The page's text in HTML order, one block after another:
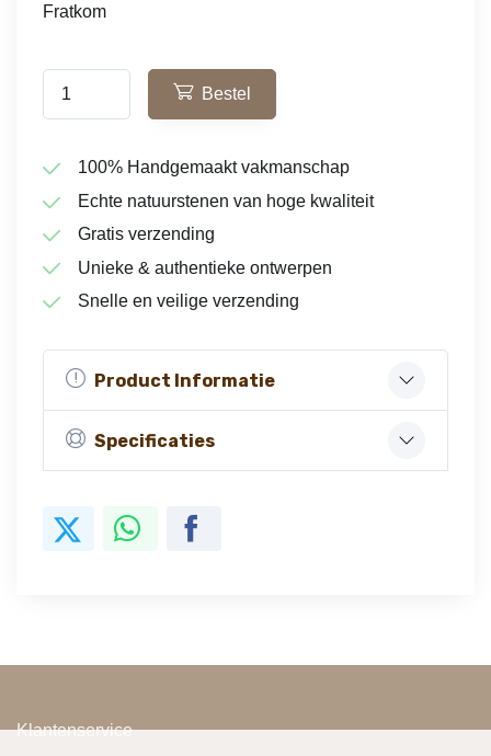
Fratkom
Bestel
100% Handgemaakt vakmanschap
Echte natuurstenen van hoge kwaliteit
Gratis verzending
Unieke & authentieke ontwerpen
Snelle en veilige verzending
Product Informatie
Specificaties
Klantenservice